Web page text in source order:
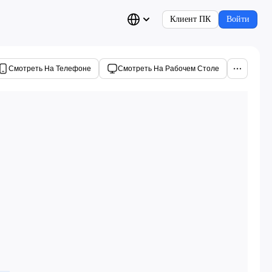
Клиент ПК Войти
Смотреть На Телефоне Смотреть На Рабочем Столе